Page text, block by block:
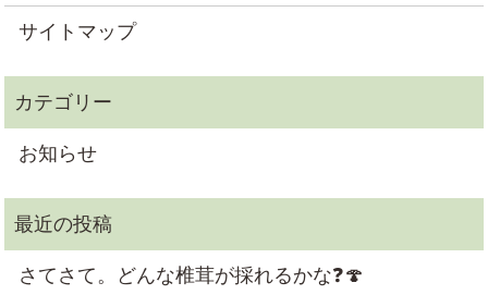
サイトマップ
お知らせ
さてさて。どんな椎茸が採れるかな❓🍄